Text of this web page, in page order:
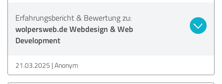
Erfahrungsbericht & Bewertung zu:
wolpersweb.de Webdesign & Web
Development
21.03.2025 Anonym